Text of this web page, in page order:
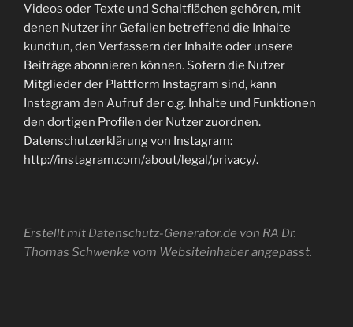
Videos oder Texte und Schaltflächen gehören, mit
denen Nutzer ihr Gefallen betreffend die Inhalte
kundtun, den Verfassern der Inhalte oder unsere
Beiträge abonnieren können. Sofern die Nutzer
Mitglieder der Plattform Instagram sind, kann
Instagram den Aufruf der o.g. Inhalte und Funktionen
den dortigen Profilen der Nutzer zuordnen.
Datenschutzerklärung von Instagram:
http://instagram.com/about/legal/privacy/.
Erstellt mit Datenschutz-Generator.de von RA Dr.
Thomas Schwenke vom Websiteinhaber angepasst.